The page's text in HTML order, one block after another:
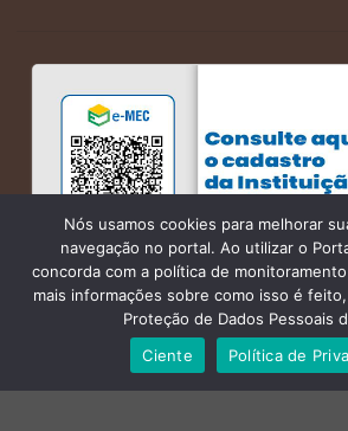
Nós usamos cookies para melhorar
navegação no portal. Ao utilizar o
concorda com a política de
mais informações sobre como isso é
Proteção de Dados Pessoais
Ciente
Política de